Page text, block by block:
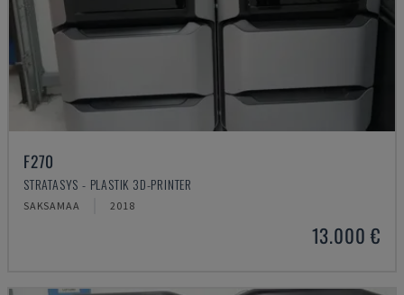
F270
STRATASYS - PLASTIK 3D-PRINTER
SAKSAMAA 2018
13.000 €